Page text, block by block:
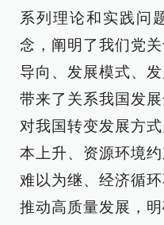
系列理论和实践问
念，阐明了我们党
导向、发展模式、
带来了关系我国发
对我国转变发展方
本上升、资源环境
难以为继、经济循
推动高质量发展，